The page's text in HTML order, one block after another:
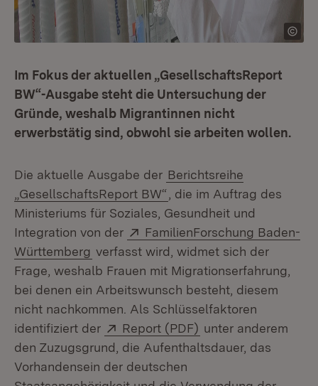
Im Fokus der aktuellen „GesellschaftsReport
BW“-Ausgabe steht die Untersuchung der
Gründe, weshalb Migrantinnen nicht
erwerbstätig sind, obwohl sie arbeiten wollen.
Die aktuelle Ausgabe der Berichtsreihe
„GesellschaftsReport BW“ , die im Auftrag des
Ministeriums für Soziales, Gesundheit und
Integration von der
Extern:
FamilienForschung Baden-
Württemberg (Öffnet in neuem Fenster)
verfasst wird, widmet sich der
Frage, weshalb Frauen mit Migrationserfahrung,
bei denen ein Arbeitswunsch besteht, diesem
nicht nachkommen. Als Schlüsselfaktoren
identifiziert der
Extern:
Report (PDF) (Öffnet in neuem
unter anderem
den Zuzugsgrund, die Aufenthaltsdauer, das
Vorhandensein der deutschen